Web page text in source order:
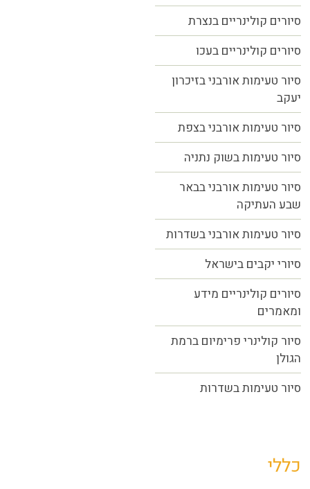
סיורים קולינריים בנצרת
סיורים קולינריים בעכו
סיור טעימות אורבני בזיכרון
יעקב
סיור טעימות אורבני בצפת
סיור טעימות בשוק נתניה
סיור טעימות אורבני בבאר
שבע העתיקה
סיור טעימות אורבני בשדרות
סיורי יקבים בישראל
סיורים קולינריים מידע
ומאמרים
סיור קולינרי פרימיום ברמת
הגולן
סיור טעימות בשדרות
כללי